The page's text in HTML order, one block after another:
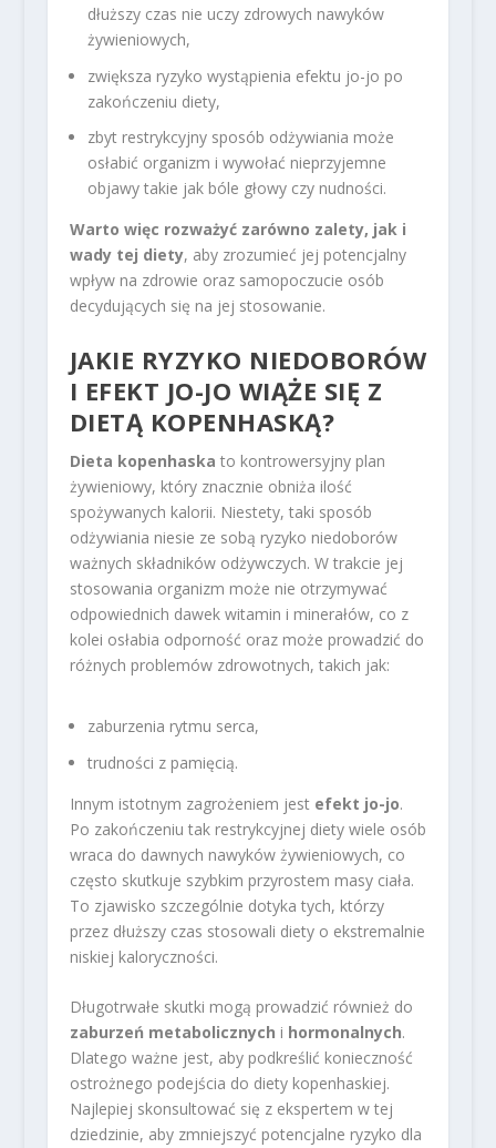
dłuższy czas nie uczy zdrowych nawyków
żywieniowych,
zwiększa ryzyko wystąpienia efektu jo-jo po
zakończeniu diety,
zbyt restrykcyjny sposób odżywiania może
osłabić organizm i wywołać nieprzyjemne
objawy takie jak bóle głowy czy nudności.
Warto więc rozważyć zarówno zalety, jak i
wady tej diety, aby zrozumieć jej potencjalny
wpływ na zdrowie oraz samopoczucie osób
decydujących się na jej stosowanie.
JAKIE RYZYKO NIEDOBORÓW
I EFEKT JO-JO WIĄŻE SIĘ Z
DIETĄ KOPENHASKĄ?
Dieta kopenhaska to kontrowersyjny plan
żywieniowy, który znacznie obniża ilość
spożywanych kalorii. Niestety, taki sposób
odżywiania niesie ze sobą ryzyko niedoborów
ważnych składników odżywczych. W trakcie jej
stosowania organizm może nie otrzymywać
odpowiednich dawek witamin i minerałów, co z
kolei osłabia odporność oraz może prowadzić do
różnych problemów zdrowotnych, takich jak:
zaburzenia rytmu serca,
trudności z pamięcią.
Innym istotnym zagrożeniem jest efekt jo-jo.
Po zakończeniu tak restrykcyjnej diety wiele osób
wraca do dawnych nawyków żywieniowych, co
często skutkuje szybkim przyrostem masy ciała.
To zjawisko szczególnie dotyka tych, którzy
przez dłuższy czas stosowali diety o ekstremalnie
niskiej kaloryczności.
Długotrwałe skutki mogą prowadzić również do
zaburzeń metabolicznych i hormonalnych.
Dlatego ważne jest, aby podkreślić konieczność
ostrożnego podejścia do diety kopenhaskiej.
Najlepiej skonsultować się z ekspertem w tej
dziedzinie, aby zmniejszyć potencjalne ryzyko dla